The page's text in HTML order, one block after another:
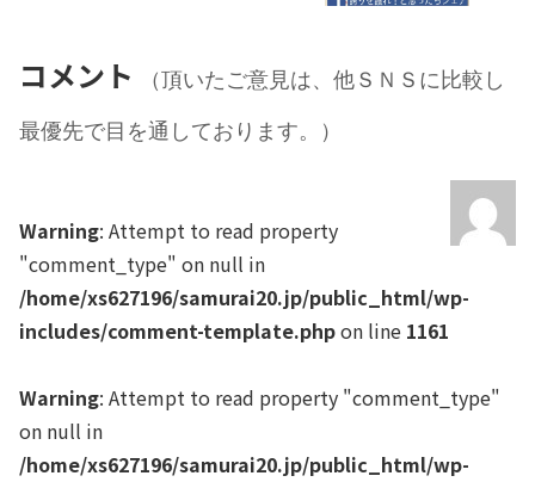
コメント
（頂いたご意見は、他ＳＮＳに比較し
最優先で目を通しております。）
Warning: Attempt to read property
"comment_type" on null in
/home/xs627196/samurai20.jp/public_html/wp-
includes/comment-template.phpon line 1161
Warning: Attempt to read property "comment_type"
on null in
/home/xs627196/samurai20.jp/public_html/wp-